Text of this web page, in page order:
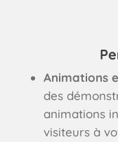
Animations
des
animations
visiteurs à